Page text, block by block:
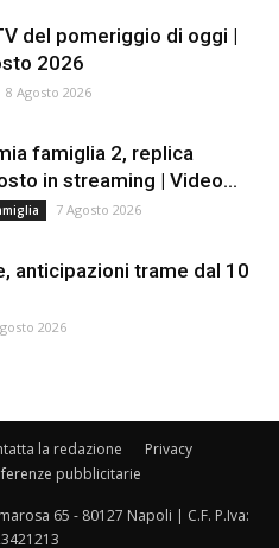
del pomeriggio di oggi |
2026
8 Agosto 2026
famiglia 2, replica
in streaming | Video...
7 Agosto 2026
anticipazioni trame dal 10
2026
la redazione
Privacy
pubblicitarie
65 - 80127 Napoli | C.F. P.Iva: